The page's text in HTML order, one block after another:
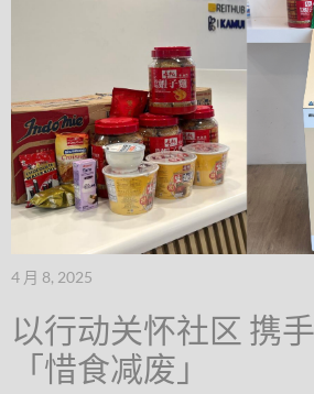
4 月 8, 2025
以行动关怀社区 携
「惜食减废」